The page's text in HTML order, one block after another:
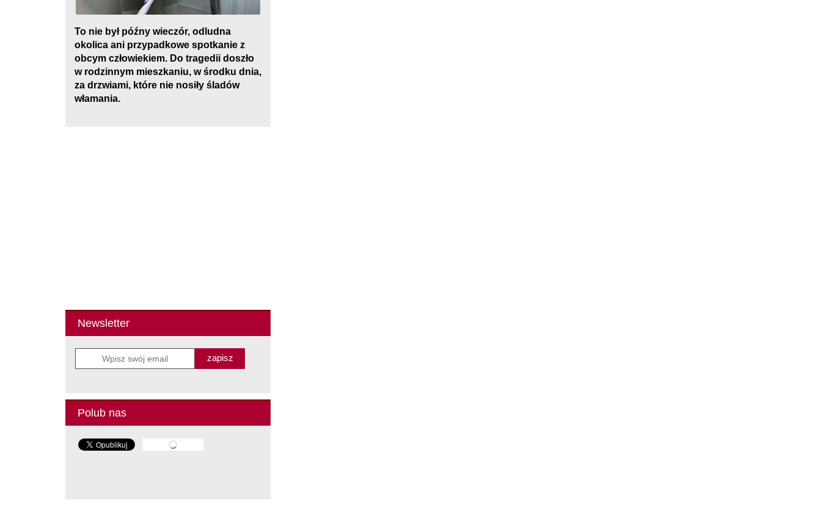
To nie był późny wieczór, odludna
okolica ani przypadkowe spotkanie z
obcym człowiekiem. Do tragedii doszło
w rodzinnym mieszkaniu, w środku dnia,
za drzwiami, które nie nosiły śladów
włamania.
Newsletter
zapisz
Polub nas